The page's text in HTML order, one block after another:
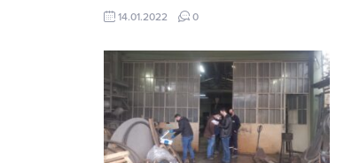
34 DGS 631 plakalı otomobil, Şahin D.
idaresindeki 21 ACF 318 dorse plakalı tır
beraberinde bulunan ancak kimliği
öğrenilemeyen bir kadın otomobilde
sıkıştı. Haber verilmesi üzerine kaza
yerine jandarma, itfaiye ve sağlık
ekipleri...
14.01.2022 0